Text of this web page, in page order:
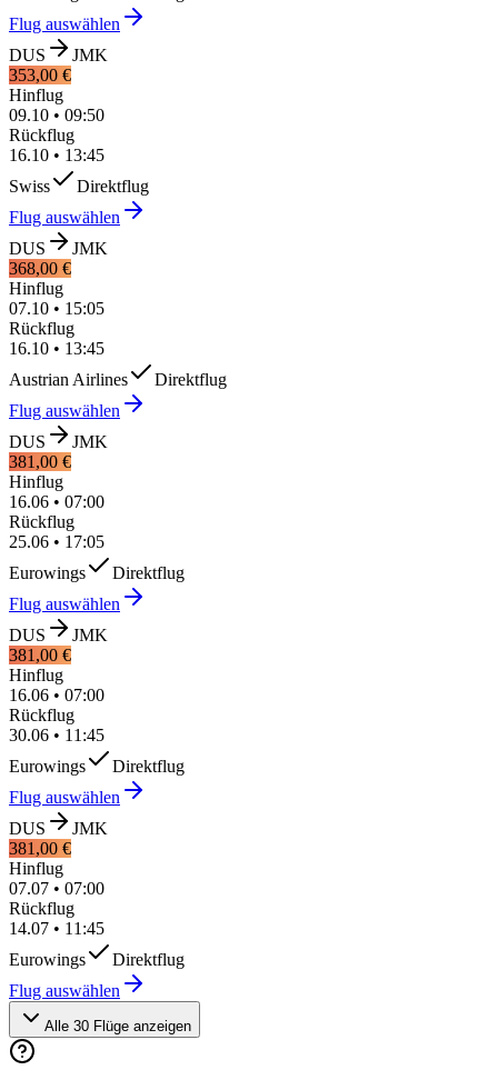
Flug auswählen
DUS
JMK
353,00 €
Hinflug
09.10 • 09:50
Rückflug
16.10 • 13:45
Swiss
Direktflug
Flug auswählen
DUS
JMK
368,00 €
Hinflug
07.10 • 15:05
Rückflug
16.10 • 13:45
Austrian Airlines
Direktflug
Flug auswählen
DUS
JMK
381,00 €
Hinflug
16.06 • 07:00
Rückflug
25.06 • 17:05
Eurowings
Direktflug
Flug auswählen
DUS
JMK
381,00 €
Hinflug
16.06 • 07:00
Rückflug
30.06 • 11:45
Eurowings
Direktflug
Flug auswählen
DUS
JMK
381,00 €
Hinflug
07.07 • 07:00
Rückflug
14.07 • 11:45
Eurowings
Direktflug
Flug auswählen
Alle 30 Flüge anzeigen